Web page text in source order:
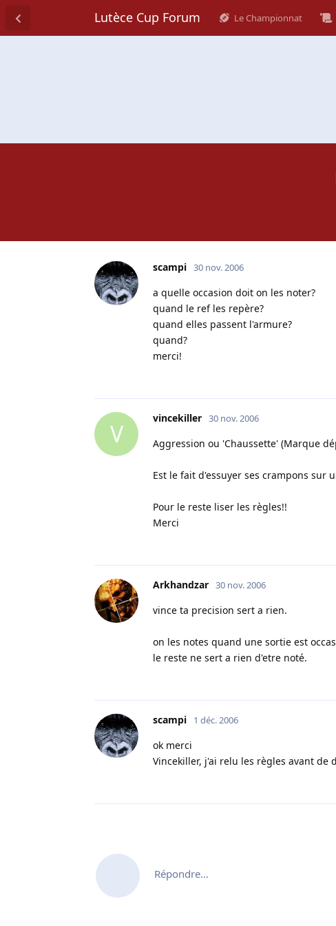
Lutèce Cup Forum Le Championnat
scampi 30 nov. 2006
a quelle occasion doit on les noter?
quand le ref les repère?
quand elles passent l'armure?
quand?
merci!
V
vincekiller 30 nov. 2006
Aggression ou 'Chaussette' (Marque
Est le fait d'essuyer ses crampons sur
Pour le reste liser les règles!!
Merci
Arkhandzar 30 nov. 2006
vince ta precision sert a rien.
on les notes quand une sortie est
le reste ne sert a rien d'etre noté.
scampi 1 déc. 2006
ok merci
Vincekiller, j'ai relu les règles avant de
Répondre…